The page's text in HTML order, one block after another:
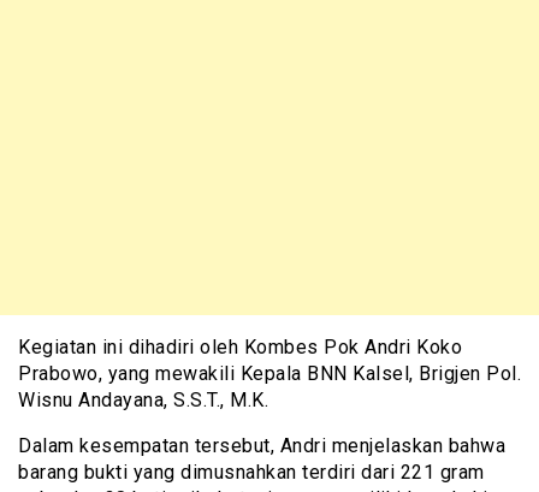
Kegiatan ini dihadiri oleh Kombes Pok Andri Koko
Prabowo, yang mewakili Kepala BNN Kalsel, Brigjen Pol.
Wisnu Andayana, S.S.T., M.K.
Dalam kesempatan tersebut, Andri menjelaskan bahwa
barang bukti yang dimusnahkan terdiri dari 221 gram